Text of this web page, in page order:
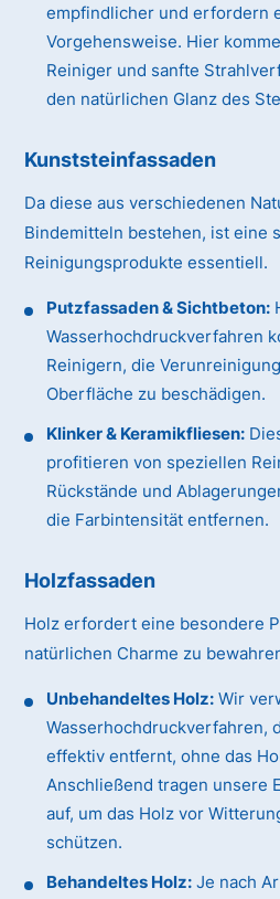
empfindlicher und erfordern
Vorgehensweise. Hier
Reiniger und sanfte
den natürlichen Glanz des
Kunststeinfassaden
Da diese aus verschiedenen
Bindemitteln bestehen, ist eine
Reinigungsprodukte essentiell.
Putzfassaden & Sichtbeton:
Wasserhochdruckverfahren
Reinigern, die
Oberfläche zu beschädigen.
Klinker & Keramikfliesen:
profitieren von speziellen
Rückstände und
die Farbintensität entfernen.
Holzfassaden
Holz erfordert eine besondere
natürlichen Charme zu
Unbehandeltes Holz: Wir
Wasserhochdruckverfahren,
effektiv entfernt, ohne das
Anschließend tragen unsere
auf, um das Holz vor
schützen.
Behandeltes Holz: Je nach